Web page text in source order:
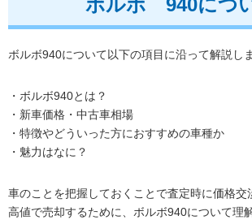
ボルボ 940につ
ボルボ940について以下の項目に沿って解説しま
・ボルボ940とは？
・新車価格・中古車相場
・特徴やどういった方におすすめの車種か
・魅力はなに？
車のことを把握しておくことで査定時に価格交
高値で売却するために、ボルボ940について理